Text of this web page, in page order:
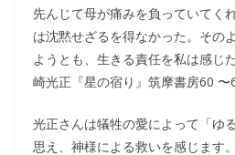
先んじて母が痛みを負っていてく
は沈黙せざるを得なかった。その
ようとも、生きる責任を私は感じ
崎光正『星の宿り』筑摩書房60 〜
光正さんは犠牲の愛によって「ゆ
思え、神様による救いを感じます。